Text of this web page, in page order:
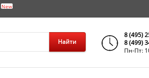
New
Найти
8 (495)
8 (499)
Пн-Пт: